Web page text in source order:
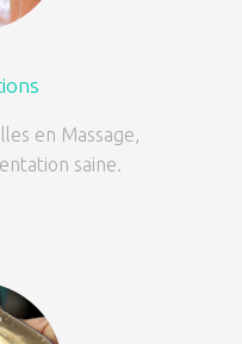
en Massage,
saine.